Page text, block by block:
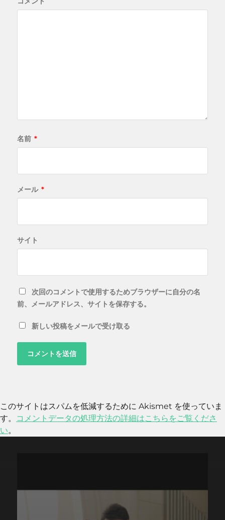
名前 *
メール *
サイト
次回のコメントで使用するためブラウザーに自分の名
前、メールアドレス、サイトを保存する。
新しい投稿をメールで受け取る
このサイトはスパムを低減するために Akismet を使っていま
す。
コメントデータの処理方法の詳細はこちらをご覧くださ
い。